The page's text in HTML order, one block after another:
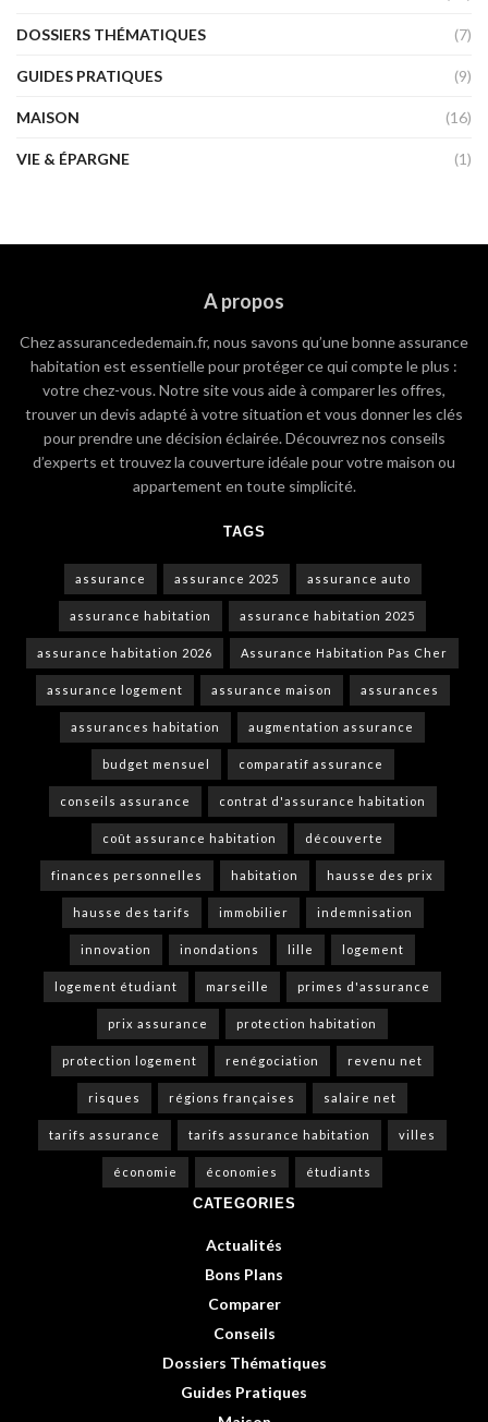
DOSSIERS THÉMATIQUES (7)
GUIDES PRATIQUES (9)
MAISON (16)
VIE & ÉPARGNE (1)
A propos
Chez assurancededemain.fr, nous savons qu’une bonne assurance
habitation est essentielle pour protéger ce qui compte le plus :
votre chez-vous. Notre site vous aide à comparer les offres,
trouver un devis adapté à votre situation et vous donner les clés
pour prendre une décision éclairée. Découvrez nos conseils
d’experts et trouvez la couverture idéale pour votre maison ou
appartement en toute simplicité.
TAGS
assurance assurance 2025 assurance auto
assurance habitation assurance habitation 2025
assurance habitation 2026 Assurance Habitation Pas Cher
assurance logement assurance maison assurances
assurances habitation augmentation assurance
budget mensuel comparatif assurance
conseils assurance contrat d'assurance habitation
coût assurance habitation découverte
finances personnelles habitation hausse des prix
hausse des tarifs immobilier indemnisation
innovation inondations lille logement
logement étudiant marseille primes d'assurance
prix assurance protection habitation
protection logement renégociation revenu net
risques régions françaises salaire net
tarifs assurance tarifs assurance habitation villes
économie économies étudiants
CATEGORIES
Actualités
Bons Plans
Comparer
Conseils
Dossiers Thématiques
Guides Pratiques